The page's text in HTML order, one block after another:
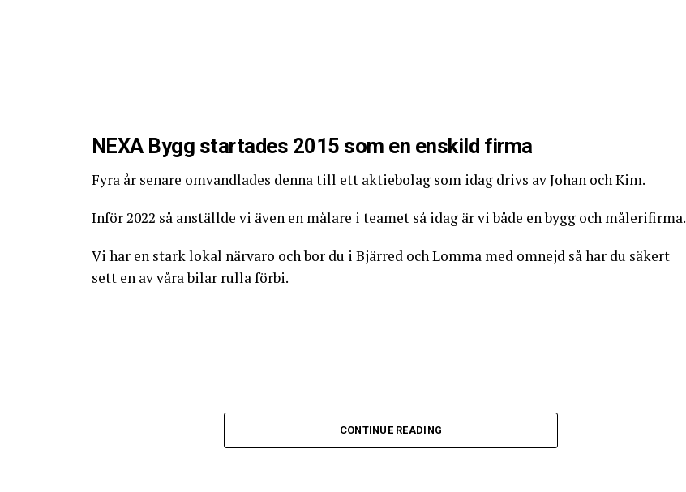
NEXA Bygg startades 2015 som en enskild firma
Fyra år senare omvandlades denna till ett aktiebolag som idag drivs av Johan och Kim.
Inför 2022 så anställde vi även en målare i teamet så idag är vi både en bygg och målerifirma.
Vi har en stark lokal närvaro och bor du i Bjärred och Lomma med omnejd så har du säkert
sett en av våra bilar rulla förbi.
CONTINUE READING